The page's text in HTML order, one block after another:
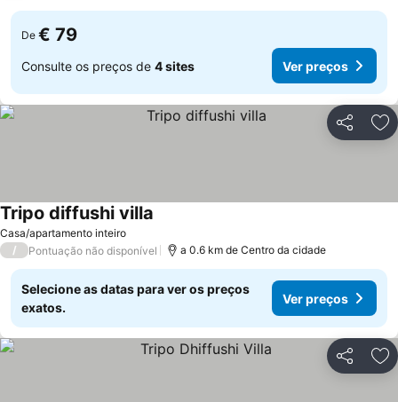
De € 79
Consulte os preços de 4 sites Ver preços
Partilhar
Casa/apartamento inteiro
Tripo diffushi villa
/ Pontuação não disponível a 0.6 km de Centro da cidade
Selecione as datas para ver os preços
exatos.
Ver preços
Partilhar